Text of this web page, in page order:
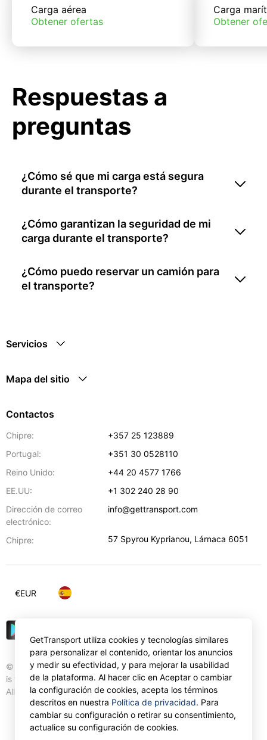
Carga aérea
Obtener ofertas
Carga
Obtener
Respuestas a
preguntas
¿Cómo sé que mi carga está segura
durante el transporte?
¿Cómo garantizan la seguridad de mi
carga durante el transporte?
¿Cómo puedo reservar un camión para
el transporte?
Servicios
Mapa del sitio
Contactos
Chipre:
+357 25 123889
Portugal:
+351 30 0528110
Reino Unido:
+44 20 4577 1766
EE.UU:
+1 302 240 28 90
Dirección de correo
electrónico:
info@gettransport.com
Chipre: 57 Spyrou Kyprianou, Lárnaca 6051
© Gettransport International Limited. GetTransport®
is trademark of Gettransport International Limited.
All rights reserved.
€EUR
GetTransport utiliza cookies y tecnologías similares
para personalizar el contenido, orientar los anuncios
y medir su efectividad, y para mejorar la usabilidad
de la plataforma. Al hacer clic en Aceptar o cambiar
la configuración de cookies, acepta los términos
descritos en nuestra Política de privacidad. Para
cambiar su configuración o retirar su consentimiento,
actualice su configuración de cookies.